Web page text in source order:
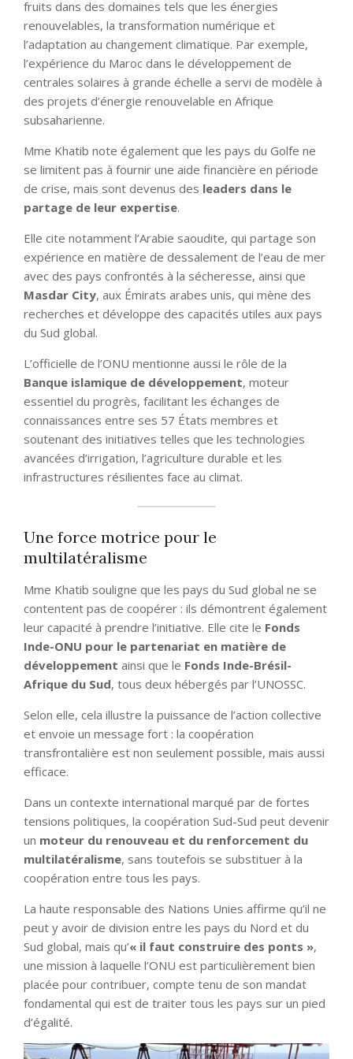
fruits dans des domaines tels que les énergies
renouvelables, la transformation numérique et
l’adaptation au changement climatique. Par exemple,
l’expérience du Maroc dans le développement de
centrales solaires à grande échelle a servi de modèle à
des projets d’énergie renouvelable en Afrique
subsaharienne.
Mme Khatib note également que les pays du Golfe ne
se limitent pas à fournir une aide financière en période
de crise, mais sont devenus des leaders dans le
partage de leur expertise.
Elle cite notamment l’Arabie saoudite, qui partage son
expérience en matière de dessalement de l’eau de mer
avec des pays confrontés à la sécheresse, ainsi que
Masdar City, aux Émirats arabes unis, qui mène des
recherches et développe des capacités utiles aux pays
du Sud global.
L’officielle de l’ONU mentionne aussi le rôle de la
Banque islamique de développement, moteur
essentiel du progrès, facilitant les échanges de
connaissances entre ses 57 États membres et
soutenant des initiatives telles que les technologies
avancées d’irrigation, l’agriculture durable et les
infrastructures résilientes face au climat.
Une force motrice pour le
multilatéralisme
Mme Khatib souligne que les pays du Sud global ne se
contentent pas de coopérer : ils démontrent également
leur capacité à prendre l’initiative. Elle cite le Fonds
Inde-ONU pour le partenariat en matière de
développement ainsi que le Fonds Inde-Brésil-
Afrique du Sud, tous deux hébergés par l’UNOSSC.
Selon elle, cela illustre la puissance de l’action collective
et envoie un message fort : la coopération
transfrontalière est non seulement possible, mais aussi
efficace.
Dans un contexte international marqué par de fortes
tensions politiques, la coopération Sud-Sud peut devenir
un moteur du renouveau et du renforcement du
multilatéralisme, sans toutefois se substituer à la
coopération entre tous les pays.
La haute responsable des Nations Unies affirme qu’il ne
peut y avoir de division entre les pays du Nord et du
Sud global, mais qu’« il faut construire des ponts »,
une mission à laquelle l’ONU est particulièrement bien
placée pour contribuer, compte tenu de son mandat
fondamental qui est de traiter tous les pays sur un pied
d’égalité.